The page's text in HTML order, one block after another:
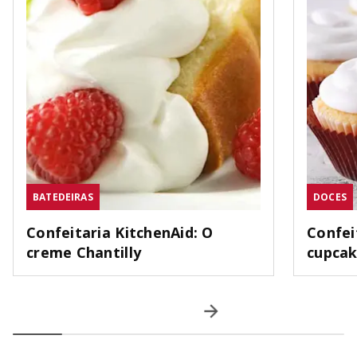
BATEDEIRAS
Confeitaria KitchenAid: O
creme Chantilly
DOCES